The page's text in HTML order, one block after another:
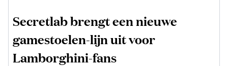
Secretlab brengt een nieuwe
gamestoelen-lijn uit voor
Lamborghini-fans